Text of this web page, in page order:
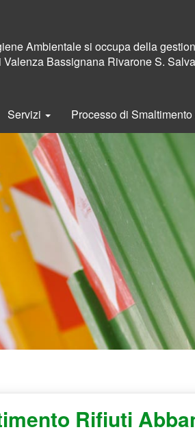
Ambientale si occupa della
Valenza Bassignana Rivarone S.
Servizi Processo di
Rifiuti